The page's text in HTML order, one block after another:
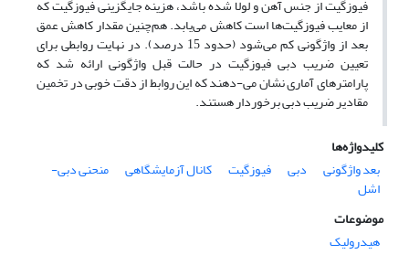
فیوزگیت از جنس آهن و لولا شده باشد، هزینه جایگزینی فیوزگیت که
از معایب فیوزگیت‌ها است کاهش می‌یابد. هم‌چنین مقدار کاهش عمق
بعد از واژگونی کم می‌شود (حدود 15 درصد). در نهایت روابطی برای
تعیین ضریب دبی فیوزگیت در حالت قبل واژگونی ارائه شد که
پارامترهای آماری نشان می-دهند که این روابط از دقت خوبی در تخمین
مقادیر ضریب دبی برخوردار هستند.
کلیدواژه‌ها
بعد واژگونی
دبی فیوزگیت کانال آزمایشگاهی منحنی دبی-
اشل
موضوعات
هیدرولیک